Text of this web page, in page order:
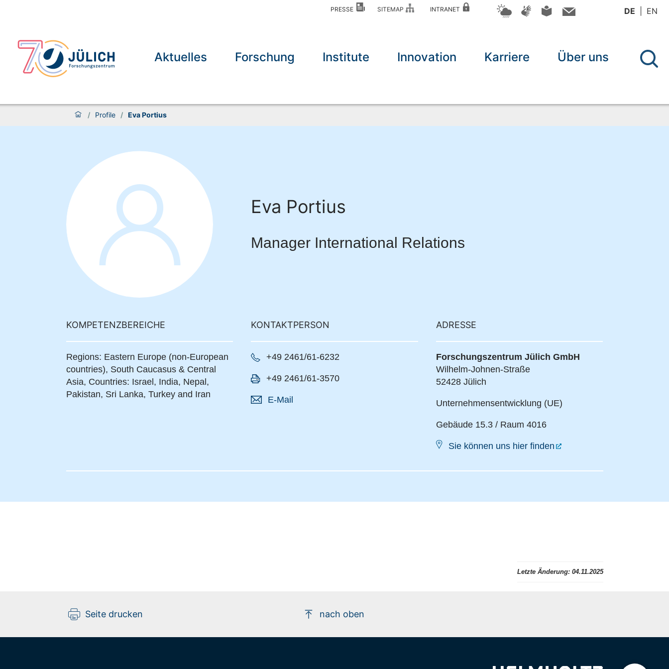
PRESSE SITEMAP INTRANET DE EN
Aktuelles Forschung Institute Innovation Karriere Über uns
/ Profile / Eva Portius
Eva Portius
Manager International Relations
KOMPETENZBEREICHE
Regions: Eastern Europe (non-European
countries), South Caucasus & Central
Asia, Countries: Israel, India, Nepal,
Pakistan, Sri Lanka, Turkey and Iran
KONTAKTPERSON
+49 2461/61-6232
+49 2461/61-3570
E-Mail
ADRESSE
Forschungszentrum Jülich GmbH
Wilhelm-Johnen-Straße
52428 Jülich
Unternehmensentwicklung (UE)
Gebäude 15.3 / Raum 4016
Sie können uns hier finden
Letzte Änderung: 04.11.2025
Seite drucken nach oben